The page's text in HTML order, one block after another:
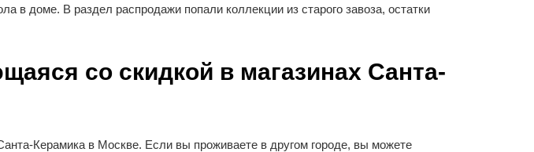
в доме. В раздел распродажи попали коллекции из старого завоза, остатки
со скидкой в магазинах Санта-
Керамика в Москве. Если вы проживаете в другом городе, вы можете